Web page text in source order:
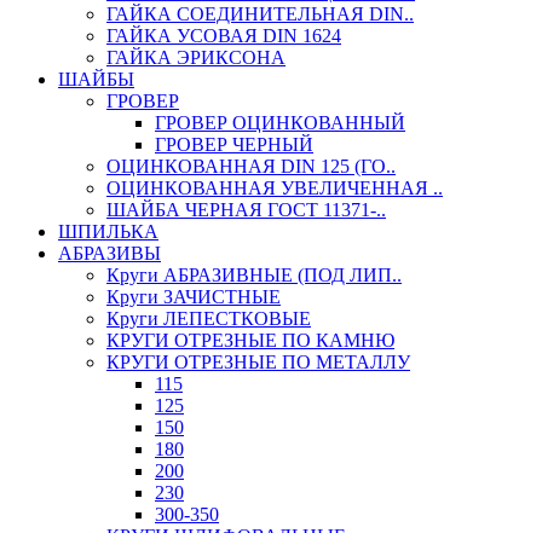
ГАЙКА СОЕДИНИТЕЛЬНАЯ DIN..
ГАЙКА УСОВАЯ DIN 1624
ГАЙКА ЭРИКСОНА
ШАЙБЫ
ГРОВЕР
ГРОВЕР ОЦИНКОВАННЫЙ
ГРОВЕР ЧЕРНЫЙ
ОЦИНКОВАННАЯ DIN 125 (ГО..
ОЦИНКОВАННАЯ УВЕЛИЧЕННАЯ ..
ШАЙБА ЧЕРНАЯ ГОСТ 11371-..
ШПИЛЬКА
АБРАЗИВЫ
Круги АБРАЗИВНЫЕ (ПОД ЛИП..
Круги ЗАЧИСТНЫЕ
Круги ЛЕПЕСТКОВЫЕ
КРУГИ ОТРЕЗНЫЕ ПО КАМНЮ
КРУГИ ОТРЕЗНЫЕ ПО МЕТАЛЛУ
115
125
150
180
200
230
300-350